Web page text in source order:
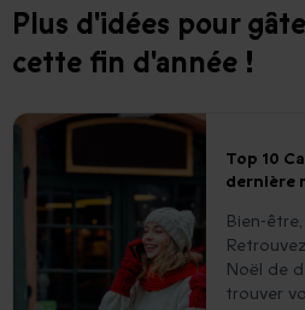
Plus d'idées pour
cette fin d'année !
Top 10
dernière
Bien-
Noël de
trouver